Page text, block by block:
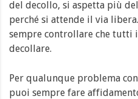
del decollo, si aspetta più
perché si attende il via
sempre controllare che
decollare.
Per qualunque problema
puoi sempre fare